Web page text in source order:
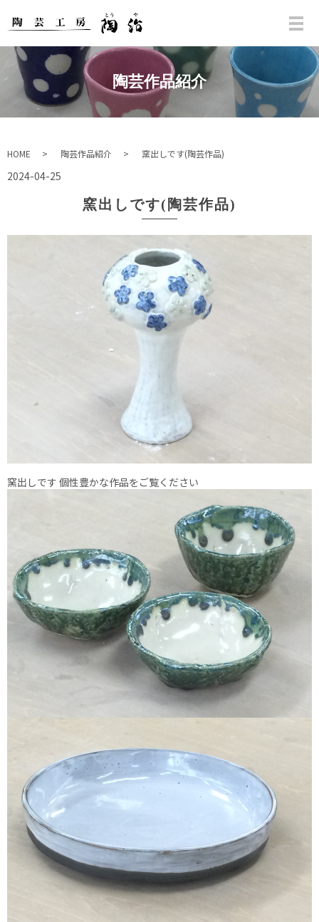
陶芸作品紹介
HOME 陶芸作品紹介 窯出しです(陶芸作品)
2024-04-25
窯出しです(陶芸作品)
窯出しです 個性豊かな作品をご覧ください